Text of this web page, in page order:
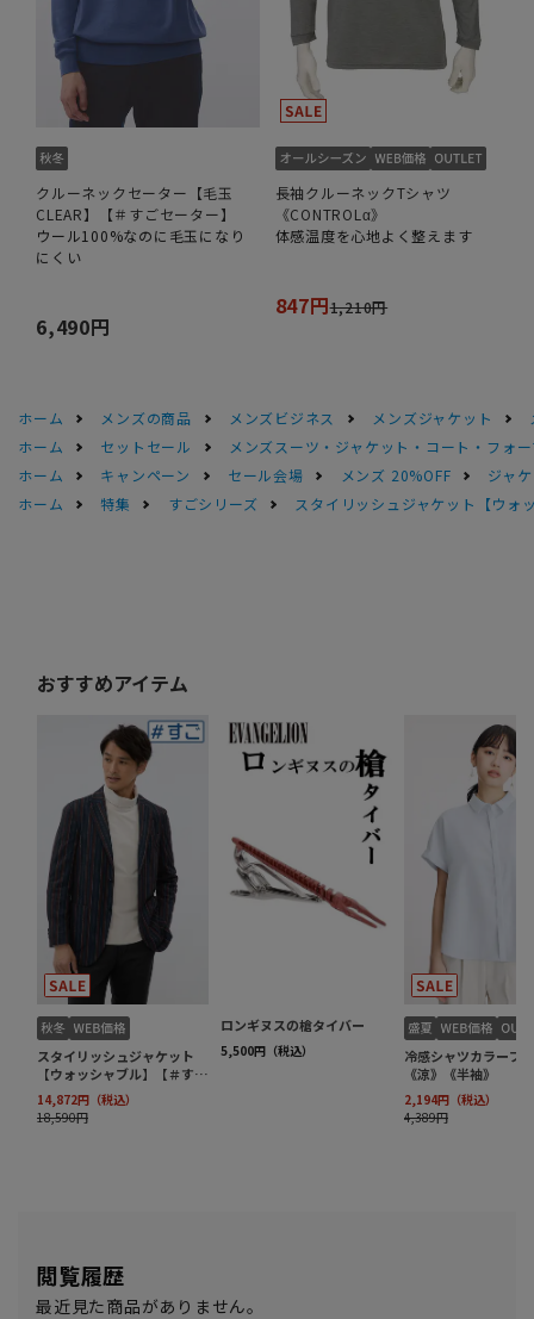
クルーネックセーター【毛玉
CLEAR】【＃すごセーター】
ウール100%なのに毛玉になり
にくい
6,490円
長袖クルーネックTシャツ
《CONTROLα》
体感温度を心地よく整えます
847円1,210円
ホーム メンズの商品 メンズビジネス メンズジャケット
ホーム
セットセール
メンズスーツ・ジャケット・コート・フォ
ホーム
キャンペーン セール会場 メンズ 20%OFF
ジャ
ホーム
特集 すごシリーズ スタイリッシュジャケット【ウォ
閲覧履歴
最近見た商品がありません。